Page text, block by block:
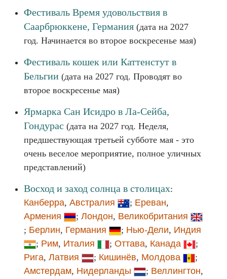
Фестиваль Время удовольствия в
Саарбрюккене, Германия (дата на 2027
год. Начинается во второе воскресенье мая)
Фестиваль кошек или Каттенстут в
Бельгии (дата на 2027 год. Проводят во
второе воскресенье мая)
Ярмарка Сан Исидро в Ла-Сейба,
Гондурас (дата на 2027 год. Неделя,
предшествующая третьей субботе мая - это
очень веселое мероприятие, полное уличных
представлений)
Восход и заход солнца в столицах:
Канберра, Австралия ; Ереван,
Армения
; Лондон, Великобритания
; Берлин, Германия ; Нью-Дели, Индия
; Рим, Италия ; Оттава, Канада
;
Рига, Латвия ; Кишинёв, Молдова
;
Амстердам, Нидерланды ; Веллингтон,